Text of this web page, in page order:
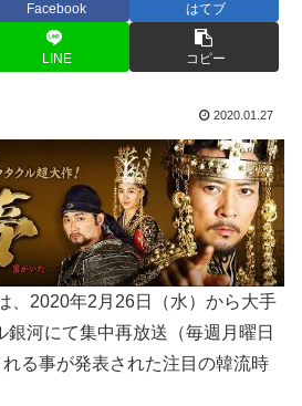
Facebook はてブ
LINE コピー
2020.01.27
、2020年2月26日（水）から大手
河にて集中再放送（毎週月曜日
る事が発表された注目の韓流時